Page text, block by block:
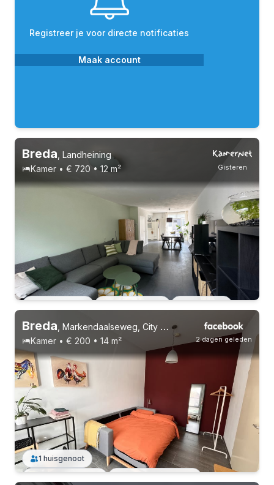
Registreer je voor directe notificaties
Maak account
Gisteren
Breda Landheining
Kamer • € 720 • 12 m²
2 dagen geleden
Breda Markendaalseweg, City Center
Kamer • € 200 • 14 m²
1 huisgenoot